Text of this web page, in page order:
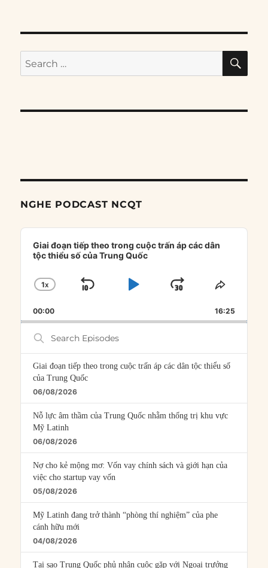
Search
for:
NGHE PODCAST NCQT
Audio
Player
Giai đoạn tiếp theo trong cuộc trấn áp các dân
tộc thiểu số của Trung Quốc
CHANGE
RATE
1X
SKIP
PLAYJUMP
FORWARD
SHARE
00:00 16:25
Search
Episodes
Giai đoạn tiếp theo trong cuộc trấn áp các dân tộc thiểu số
của Trung Quốc
06/08/2026
Nỗ lực âm thầm của Trung Quốc nhằm thống trị khu vực
Mỹ Latinh
06/08/2026
Nợ cho kẻ mộng mơ: Vốn vay chính sách và giới hạn của
việc cho startup vay vốn
05/08/2026
Mỹ Latinh đang trở thành “phòng thí nghiệm” của phe
cánh hữu mới
04/08/2026
Tại sao Trung Quốc phủ nhận cuộc gặp với Ngoại trưởng